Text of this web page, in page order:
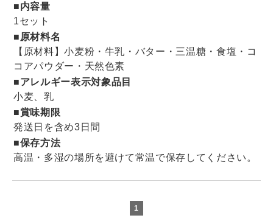
■内容量
1セット
■原材料名
【原材料】小麦粉・牛乳・バター・三温糖・食塩・コ
コアパウダー・天然色素
■アレルギー表示対象品目
小麦、乳
■賞味期限
発送日を含め3日間
■保存方法
高温・多湿の場所を避けて常温で保存してください。
1